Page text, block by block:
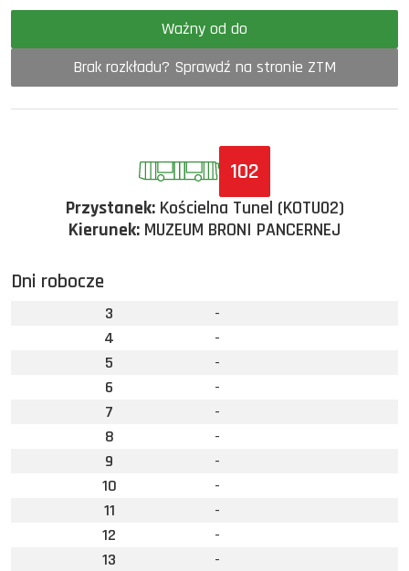
Ważny od do
Brak rozkładu? Sprawdź na stronie ZTM
102
Przystanek:Kościelna Tunel (KOTU02)
Kierunek: MUZEUM BRONI PANCERNEJ
Dni robocze
3
-
4
-
5
-
6
-
7
-
8
-
9
-
10
-
11
-
12
-
13
-